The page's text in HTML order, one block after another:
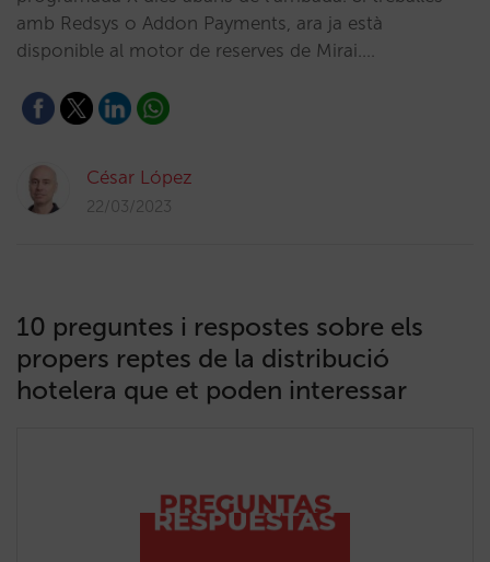
amb Redsys o Addon Payments, ara ja està
disponible al motor de reserves de Mirai.…
César López
22/03/2023
10 preguntes i respostes sobre els
propers reptes de la distribució
hotelera que et poden interessar